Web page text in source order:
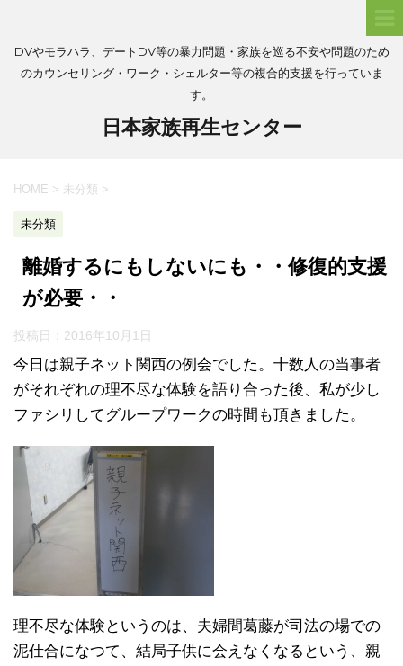
DVやモラハラ、デートDV等の暴力問題・家族を巡る不安や問題のため
のカウンセリング・ワーク・シェルター等の複合的支援を行っていま
す。
日本家族再生センター
HOME > 未分類 >
未分類
離婚するにもしないにも・・修復的支援
が必要・・
投稿日： 2016年10月1日
今日は親子ネット関西の例会でした。十数人の当事者
がそれぞれの理不尽な体験を語り合った後、私が少し
ファシリしてグループワークの時間も頂きました。
理不尽な体験というのは、夫婦間葛藤が司法の場での
泥仕合になつて、結局子供に会えなくなるという、親